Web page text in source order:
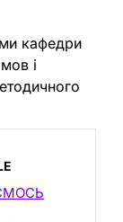
кафедри
і